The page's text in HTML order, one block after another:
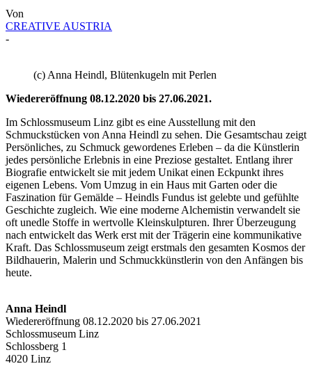
Von
CREATIVE AUSTRIA
-
(c) Anna Heindl, Blütenkugeln mit Perlen
Wiedereröffnung 08.12.2020 bis 27.06.2021.
Im Schlossmuseum Linz gibt es eine Ausstellung mit den
Schmuckstücken von Anna Heindl zu sehen. Die Gesamtschau zeigt
Persönliches, zu Schmuck gewordenes Erleben – da die Künstlerin
jedes persönliche Erlebnis in eine Preziose gestaltet. Entlang ihrer
Biografie entwickelt sie mit jedem Unikat einen Eckpunkt ihres
eigenen Lebens. Vom Umzug in ein Haus mit Garten oder die
Faszination für Gemälde – Heindls Fundus ist gelebte und gefühlte
Geschichte zugleich. Wie eine moderne Alchemistin verwandelt sie
oft unedle Stoffe in wertvolle Kleinskulpturen. Ihrer Überzeugung
nach entwickelt das Werk erst mit der Trägerin eine kommunikative
Kraft. Das Schlossmuseum zeigt erstmals den gesamten Kosmos der
Bildhauerin, Malerin und Schmuckkünstlerin von den Anfängen bis
heute.
Anna Heindl
Wiedereröffnung 08.12.2020 bis 27.06.2021
Schlossmuseum Linz
Schlossberg 1
4020 Linz